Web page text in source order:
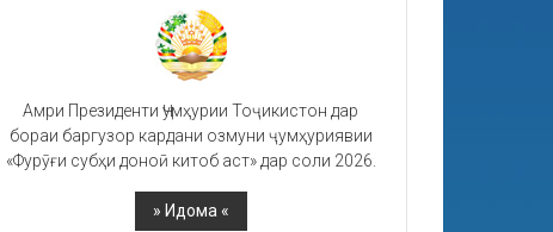
Амри Президенти Ҷумҳурии Тоҷикистон дар
бораи баргузор кардани озмуни ҷумҳуриявии
«Фурӯғи субҳи доноӣ китоб аст» дар соли 2026.